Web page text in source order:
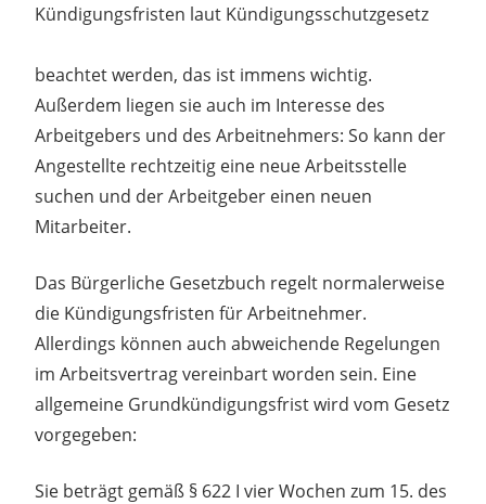
Kündigungsfristen laut Kündigungsschutzgesetz
beachtet werden, das ist immens wichtig.
Außerdem liegen sie auch im Interesse des
Arbeitgebers und des Arbeitnehmers: So kann der
Angestellte rechtzeitig eine neue Arbeitsstelle
suchen und der Arbeitgeber einen neuen
Mitarbeiter.
Das Bürgerliche Gesetzbuch regelt normalerweise
die Kündigungsfristen für Arbeitnehmer.
Allerdings können auch abweichende Regelungen
im Arbeitsvertrag vereinbart worden sein. Eine
allgemeine Grundkündigungsfrist wird vom Gesetz
vorgegeben:
Sie beträgt gemäß § 622 I vier Wochen zum 15. des